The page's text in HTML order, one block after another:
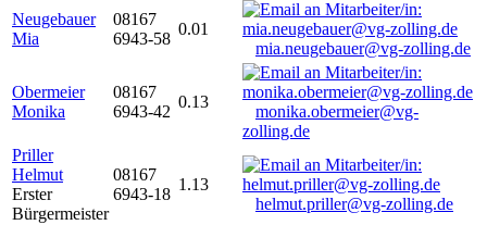
Neugebauer
Mia
08167
6943-58
0.01
mia.neugebauer@vg-zolling.de
Obermeier
Monika
08167
6943-42
0.13
monika.obermeier@vg-
zolling.de
Priller
Helmut
Erster
Bürgermeister
08167
6943-18
1.13
helmut.priller@vg-zolling.de